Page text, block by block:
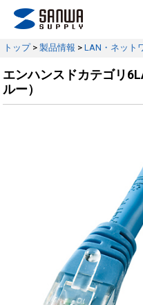
トップ> 製品情報 > LAN・ネット
エンハンスドカテゴリ
ルー）